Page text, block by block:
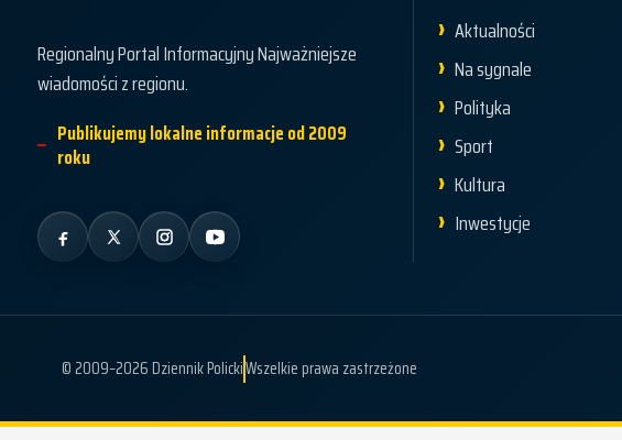
Dziennik Policki
Regionalny Portal Informacyjny Najważniejsze
wiadomości z regionu.
Publikujemy lokalne informacje od 2009
roku
Aktualności
Na sygnale
Polityka
Sport
Kultura
Inwestycje
© 2009–2026 Dziennik PolickiWszelkie prawa zastrzeżone